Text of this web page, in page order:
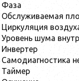
Фаза
Обслуживаемая
Циркуляция
Уровень шума
Инвертер
Самодиагностика
Таймер